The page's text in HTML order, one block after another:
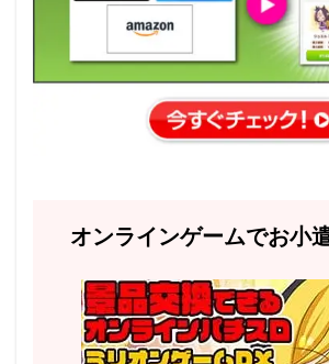
オンラインゲームでお小